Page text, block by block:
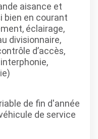
aisance et
bien en courant
éclairage,
divisionnaire,
d’accès,
de fin d'année
de service